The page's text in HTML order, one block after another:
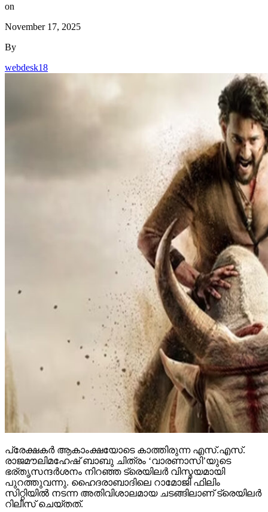
on
November 17, 2025
By
webdesk18
പ്രേക്ഷകര്‍ ആകാംക്ഷയോടെ കാത്തിരുന്ന എസ്.എസ്.
രാജമൗലിമഹേഷ് ബാബു ചിത്രം ‘വാരണാസി’യുടെ
ഭര്തൃസന്ദര്‍ശനം നിറഞ്ഞ ട്രെയിലര്‍ വിസ്മയമായി
പുറത്തുവന്നു. ഹൈദരാബാദിലെ റാമോജി ഫിലിം
സിറ്റിയില്‍ നടന്ന അതിവിശാലമായ ചടങ്ങിലാണ് ട്രെയിലര്‍
റിലീസ് ചെയ്തത്.